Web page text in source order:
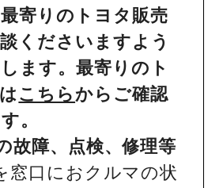
寄りのトヨタ販売
くださいますよう
ます。最寄りのト
こちら からご確認
。
故障、点検、修理等
窓口におクルマの状